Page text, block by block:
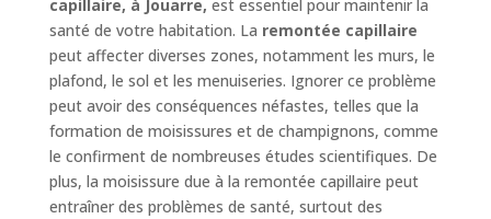
capillaire, à Jouarre, est essentiel pour maintenir la
santé de votre habitation. La remontée capillaire
peut affecter diverses zones, notamment les murs, le
plafond, le sol et les menuiseries. Ignorer ce problème
peut avoir des conséquences néfastes, telles que la
formation de moisissures et de champignons, comme
le confirment de nombreuses études scientifiques. De
plus, la moisissure due à la remontée capillaire peut
entraîner des problèmes de santé, surtout des